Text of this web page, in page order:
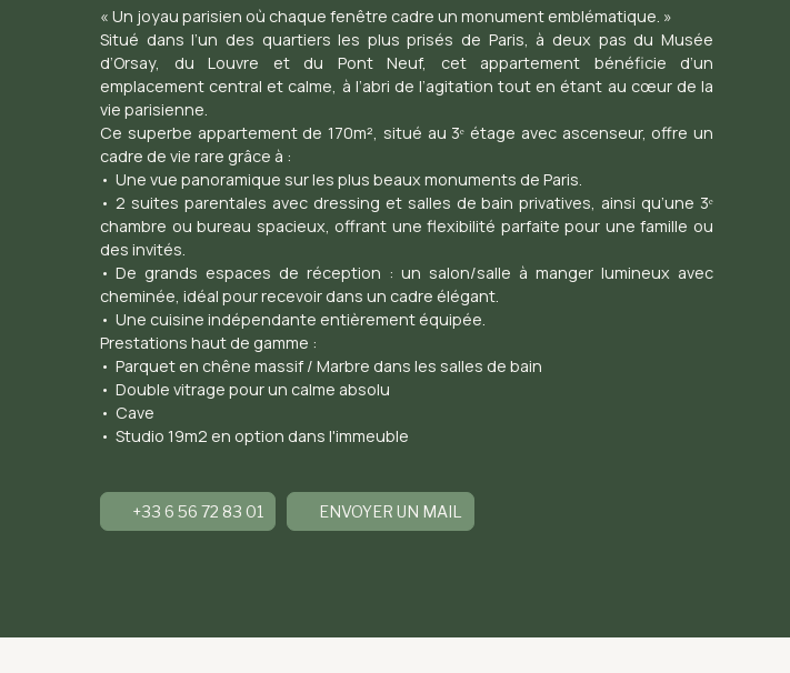
« Un joyau parisien où chaque fenêtre cadre un monument emblématique. »
Situé dans l’un des quartiers les plus prisés de Paris, à deux pas du Musée
d’Orsay, du Louvre et du Pont Neuf, cet appartement bénéficie d’un
emplacement central et calme, à l’abri de l’agitation tout en étant au cœur de la
vie parisienne.
Ce superbe appartement de 170m², situé au 3ᵉ étage avec ascenseur, offre un
cadre de vie rare grâce à :
Une vue panoramique sur les plus beaux monuments de Paris.
2 suites parentales avec dressing et salles de bain privatives, ainsi qu’une 3ᵉ
chambre ou bureau spacieux, offrant une flexibilité parfaite pour une famille ou
des invités.
De grands espaces de réception : un salon/salle à manger lumineux avec
cheminée, idéal pour recevoir dans un cadre élégant.
Une cuisine indépendante entièrement équipée.
Prestations haut de gamme :
Parquet en chêne massif / Marbre dans les salles de bain
Double vitrage pour un calme absolu
Cave
Studio 19m2 en option dans l'immeuble
+33 6 56 72 83 01 ENVOYER UN MAIL